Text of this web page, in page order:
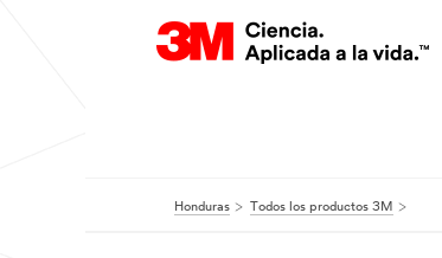
Honduras Todos los productos 3M